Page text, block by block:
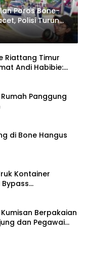
Poros Bone-
Polisi Turun
Riattang Timur
Andi Habibie:
Saja
Panggung
di Bone Hangus
Kontainer
Berpakaian
dan Pegawai
Sentuh Atm